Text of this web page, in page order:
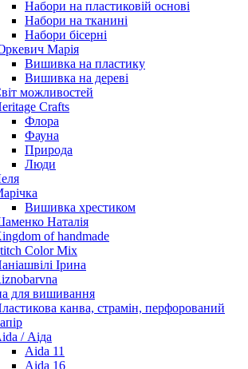
Набори на пластиковій основі
Набори на тканині
Набори бісерні
Марія
Вишивка на пластику
Вишивка на дереві
можливостей
Crafts
Флора
Фауна
Природа
Люди
Вишивка хрестиком
Наталія
of handmade
Color Mix
Ірина
для вишивання
канва, страмін, перфорований
/ Аіда
Aida 11
Aida 16